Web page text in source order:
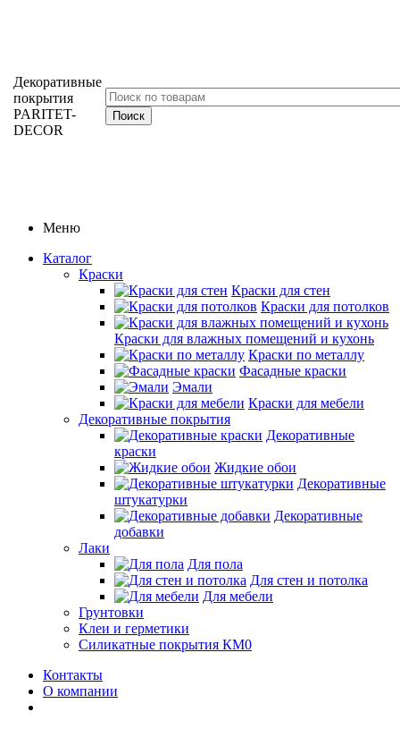
Декоративные
покрытия
PARITET-
DECOR
Меню
Каталог
Краски
Краски для стен
Краски для потолков
Краски для влажных помещений и кухонь
Краски по металлу
Фасадные краски
Эмали
Краски для мебели
Декоративные покрытия
Декоративные
краски
Жидкие обои
Декоративные
штукатурки
Декоративные
добавки
Лаки
Для пола
Для стен и потолка
Для мебели
Грунтовки
Клеи и герметики
Силикатные покрытия КМ0
Контакты
О компании